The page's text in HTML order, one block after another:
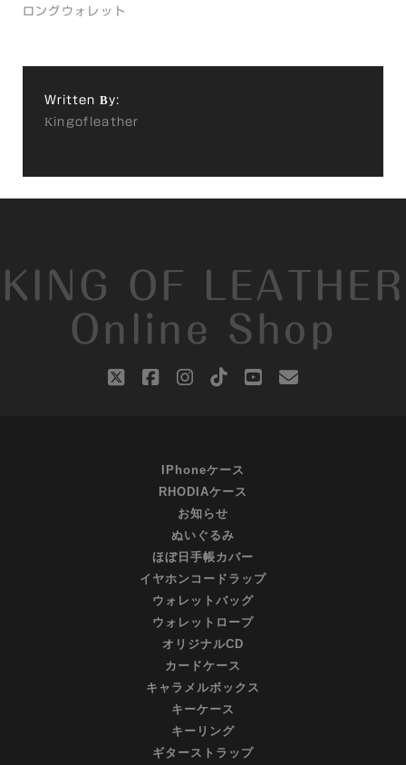
ロングウォレット
Written By:
Kingofleather
KING OF LEATHER
Online Shop
twitterfacebookinstagram
tiktokyoutube
email
IPhoneケース
RHODIAケース
お知らせ
ぬいぐるみ
ほぼ日手帳カバー
イヤホンコードラップ
ウォレットバッグ
ウォレットロープ
オリジナルCD
カードケース
キャラメルボックス
キーケース
キーリング
ギターストラップ